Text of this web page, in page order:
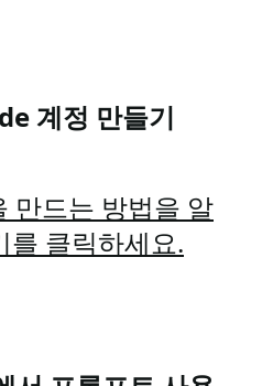
계정 만들기
만드는 방법을 알
를 클릭하세요.